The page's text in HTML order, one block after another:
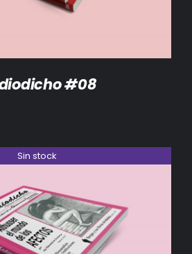
#08
Sin stock
DETALLES